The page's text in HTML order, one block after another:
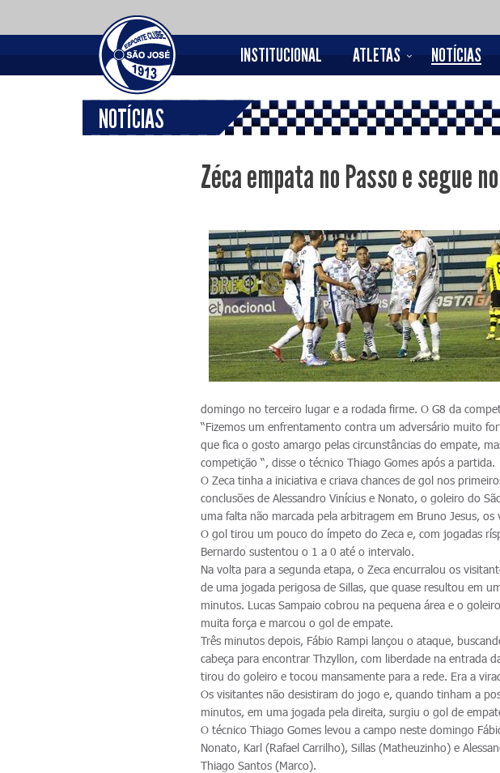
INSTITUCIONAL ATLETAS NOTÍCIAS
NOTÍCIAS
Zéca empata no Passo e segue
domingo no terceiro lugar e a rodada firme. O G8 da
“Fizemos um enfrentamento contra um adversário muito
que fica o gosto amargo pelas circunstâncias do empate,
competição “, disse o técnico Thiago Gomes após a partida.
O Zeca tinha a iniciativa e criava chances de gol nos
conclusões de Alessandro Vinícius e Nonato, o goleiro do
uma falta não marcada pela arbitragem em Bruno Jesus,
O gol tirou um pouco do ímpeto do Zeca e, com jogadas
Bernardo sustentou o 1 a 0 até o intervalo.
Na volta para a segunda etapa, o Zeca encurralou os
de uma jogada perigosa de Sillas, que quase resultou em
minutos. Lucas Sampaio cobrou na pequena área e o
muita força e marcou o gol de empate.
Três minutos depois, Fábio Rampi lançou o ataque,
cabeça para encontrar Thzyllon, com liberdade na entrada
tirou do goleiro e tocou mansamente para a rede. Era a
Os visitantes não desistiram do jogo e, quando tinham a
minutos, em uma jogada pela direita, surgiu o gol de
O técnico Thiago Gomes levou a campo neste domingo
Nonato, Karl (Rafael Carrilho), Sillas (Matheuzinho) e
Thiago Santos (Marco).